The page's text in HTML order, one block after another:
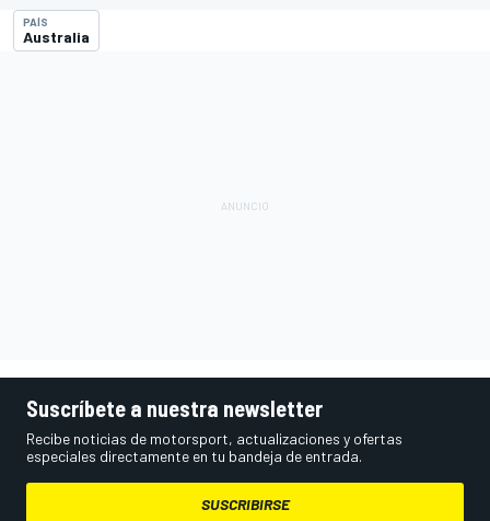
PAÍS
Australia
Suscríbete a nuestra newsletter
Recibe noticias de motorsport, actualizaciones y ofertas
especiales directamente en tu bandeja de entrada.
SUSCRIBIRSE